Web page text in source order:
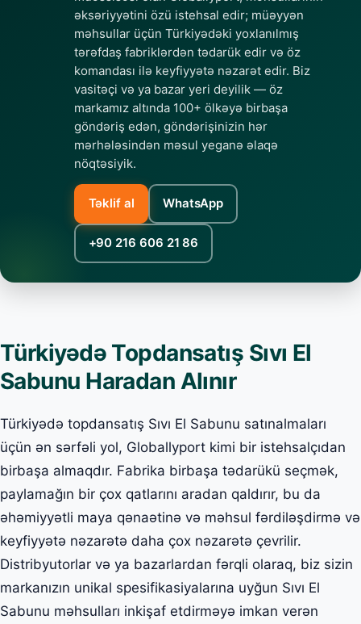
əksəriyyətini özü istehsal edir; müəyyən
məhsullar üçün Türkiyədəki yoxlanılmış
tərəfdaş fabriklərdən tədarük edir və öz
komandası ilə keyfiyyətə nəzarət edir. Biz
vasitəçi və ya bazar yeri deyilik — öz
markamız altında 100+ ölkəyə birbaşa
göndəriş edən, göndərişinizin hər
mərhələsindən məsul yeganə əlaqə
nöqtəsiyik.
Təklif al WhatsApp
+90 216 606 21 86
Türkiyədə Topdansatış Sıvı El
Sabunu Haradan Alınır
Türkiyədə topdansatış Sıvı El Sabunu satınalmaları
üçün ən sərfəli yol, Globallyport kimi bir istehsalçıdan
birbaşa almaqdır. Fabrika birbaşa tədarükü seçmək,
paylamağın bir çox qatlarını aradan qaldırır, bu da
əhəmiyyətli maya qənaətinə və məhsul fərdiləşdirmə və
keyfiyyətə nəzarətə daha çox nəzarətə çevrilir.
Distribyutorlar və ya bazarlardan fərqli olaraq, biz sizin
markanızın unikal spesifikasiyalarına uyğun Sıvı El
Sabunu məhsulları inkişaf etdirməyə imkan verən